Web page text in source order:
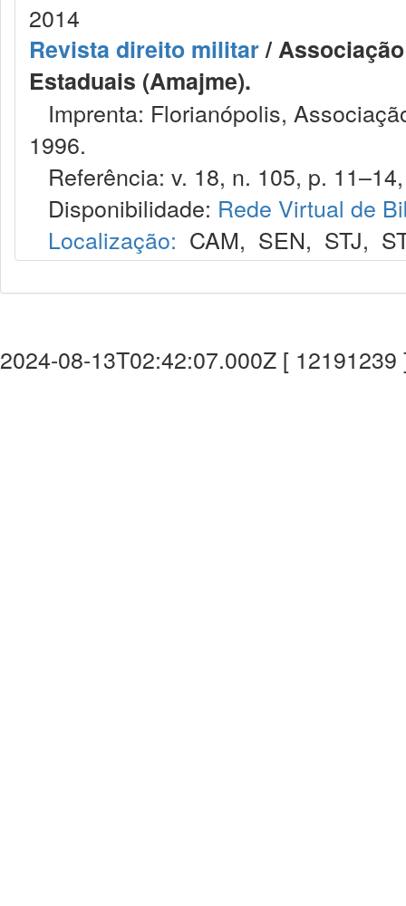
2014
Revista direito militar/
Estaduais (Amajme).
Imprenta: Florianópolis,
1996.
Referência: v. 18, n. 105, p.
Disponibilidade: Rede Virtual de
Localização: CAM, SEN, STJ,
2024-08-13T02:42:07.000Z [ 12191239